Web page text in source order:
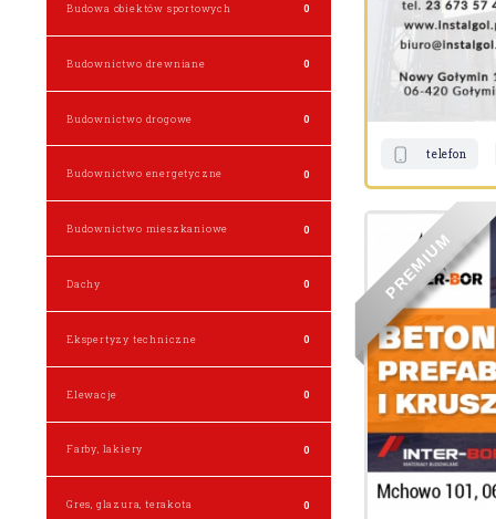
Budowa obiektów sportowych 0
Budownictwo drewniane 0
Budownictwo drogowe 0
Budownictwo energetyczne 0
Budownictwo mieszkaniowe 0
Dachy 0
Ekspertyzy techniczne 0
Elewacje 0
Farby, lakiery 0
Gres, glazura, terakota 0
telefon
P
REM
I
UM